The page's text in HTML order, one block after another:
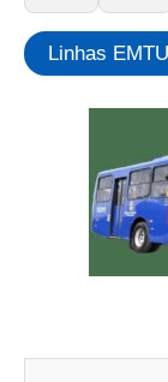
Linhas EMTU